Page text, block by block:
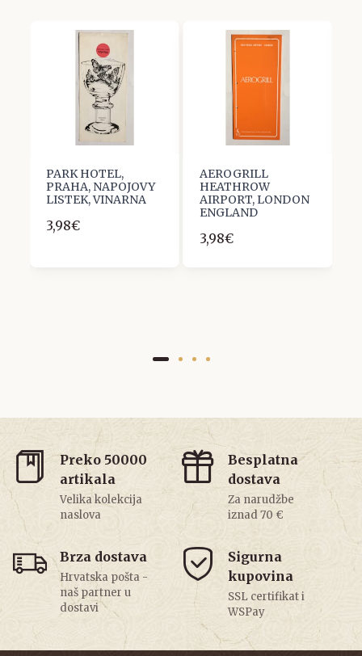
PARK HOTEL,
PRAHA, NAPOJOVY
LISTEK, VINARNA
3,98€
AEROGRILL
HEATHROW
AIRPORT, LONDON
ENGLAND
3,98€
Preko 50000
artikala
Velika kolekcija
naslova
Besplatna
dostava
Za narudžbe
iznad 70 €
Brza dostava
Hrvatska pošta -
naš partner u
dostavi
Sigurna
kupovina
SSL certifikat i
WSPay